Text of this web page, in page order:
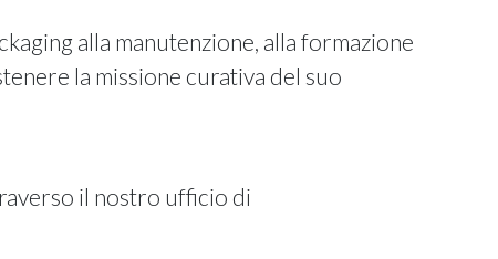
alla manutenzione, alla formazione
la missione curativa del suo
il nostro ufficio di